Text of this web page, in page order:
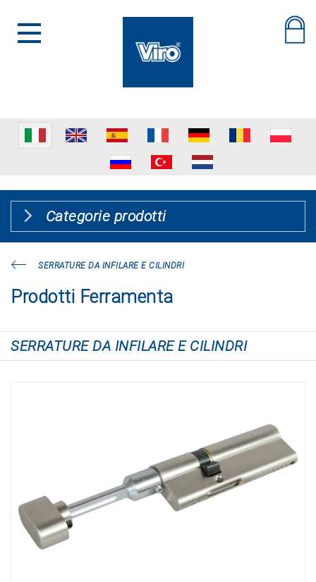
Categorie prodotti
SERRATURE DA INFILARE E CILINDRI
Prodotti Ferramenta
SERRATURE DA INFILARE E CILINDRI